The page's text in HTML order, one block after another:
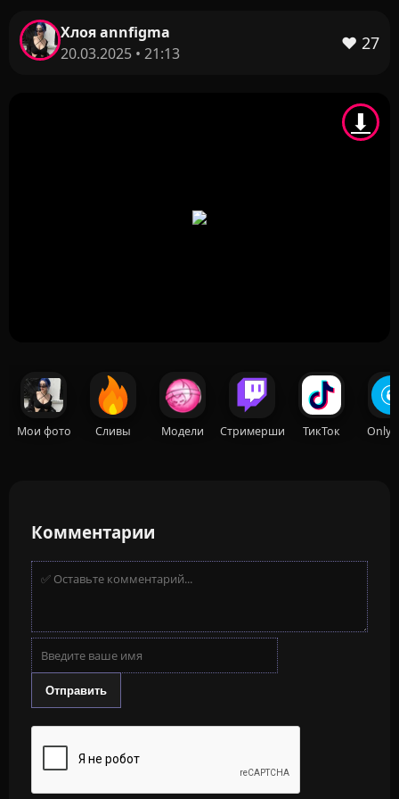
Хлоя annfigma
20.03.2025 • 21:13
❤️ 27
⬇
Мои фото Сливы Модели Стримерши ТикТок
Комментарии